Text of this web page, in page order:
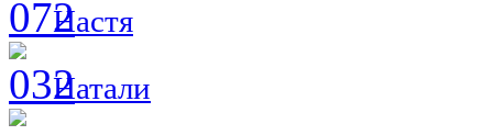
Настя
Натали